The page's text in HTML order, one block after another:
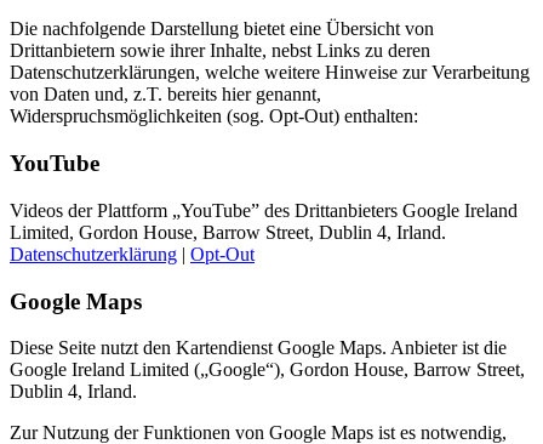
Die nachfolgende Darstellung bietet eine Übersicht von
Drittanbietern sowie ihrer Inhalte, nebst Links zu deren
Datenschutzerklärungen, welche weitere Hinweise zur Verarbeitung
von Daten und, z.T. bereits hier genannt,
Widerspruchsmöglichkeiten (sog. Opt-Out) enthalten:
YouTube
Videos der Plattform „YouTube” des Drittanbieters Google Ireland
Limited, Gordon House, Barrow Street, Dublin 4, Irland.
Datenschutzerklärung | Opt-Out
Google Maps
Diese Seite nutzt den Kartendienst Google Maps. Anbieter ist die
Google Ireland Limited („Google“), Gordon House, Barrow Street,
Dublin 4, Irland.
Zur Nutzung der Funktionen von Google Maps ist es notwendig,